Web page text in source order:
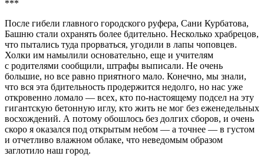
***
После гибели главного городского руфера, Сани Курбатова,
Башню стали охранять более бдительно. Несколько храбрецов,
что пытались туда прорваться, угодили в лапы чоповцев.
Холки им намылили основательно, еще и учителям
с родителями сообщили, штрафы выписали. Не очень
большие, но все равно приятного мало. Конечно, мы знали,
что вся эта бдительность продержится недолго, но нас уже
откровенно ломало — всех, кто по-настоящему подсел на эту
гигантскую бетонную иглу, кто жить не мог без еженедельных
восхождений. А потому обошлось без долгих сборов, и очень
скоро я оказался под открытым небом — а точнее — в густом
и отчетливо влажном облаке, что неведомым образом
заглотило наш город.